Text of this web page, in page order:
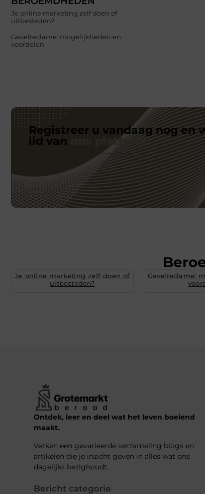
Je online marketing zelf doen of
uitbesteden?
Gevelreclame: mogelijkheden en
voordelen
Registreer u vandaag nog en
lid van
ons platform
Je online marketing zelf doen of
uitbesteden?
Gevelreclame:
Ontdek, leer en deel wat het leven boeiend
maakt.
Verken een gevarieerde verzameling blogs en
artikelen die je inzicht geven in alles wat ons
dagelijks bezighoudt.
Bericht categorie